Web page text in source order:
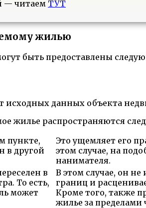
— читаем ТУТ
жилью
быть предоставлены
исходных данных объекта
жилье распространяются
пункте,
в другой
Это ущемляет его
этом случае, на
нанимателя.
в
То есть,
может
В этом случае, он
границ и
Кроме того, также
жилье за пределами